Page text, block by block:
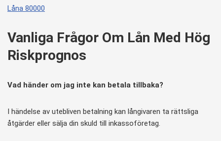
Låna 80000
Vanliga Frågor Om Lån Med Hög
Riskprognos
Vad händer om jag inte kan betala tillbaka?
I händelse av utebliven betalning kan långivaren ta rättsliga
åtgärder eller sälja din skuld till inkassoföretag.